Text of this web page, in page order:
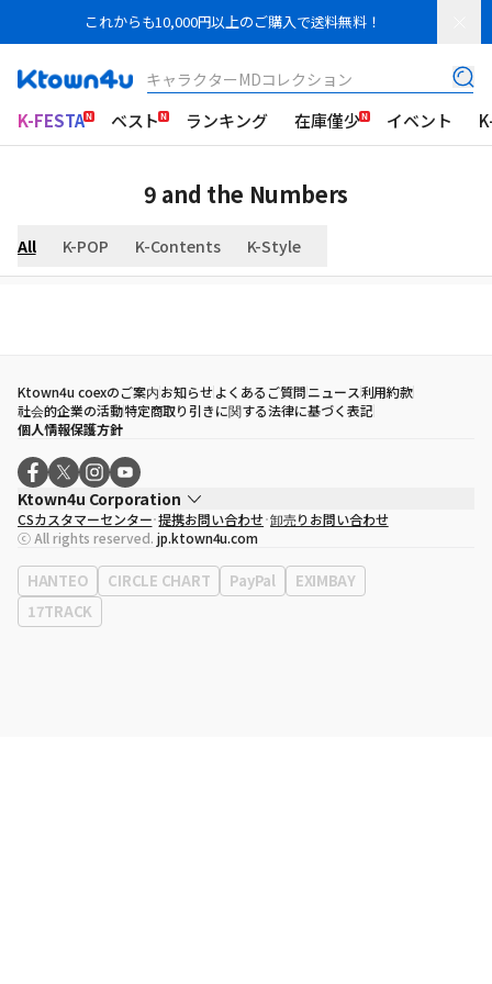
これからも10,000円以上のご購入で送料無料！
キャラクターMDコレクション
K-FESTA ベスト ランキング 在庫僅少 イベント
9 and the Numbers
All K-POP K-Contents K-Style
Ktown4u coexのご案内お知らせよくあるご質問ニュース利用約款
社会的企業の活動特定商取り引きに関する法律に基づく表記
個人情報保護方針
Ktown4u Corporation
代表取締役
ソン・ヒョミン
事業者登録番号120-87-71116
eContext
0120-23-7523
事務所住所
ソウル特別市江南区永東大路513、3階(三成洞、coex)
CSカスタマーセンター 提携お問い合わせ 卸売りお問い合わせ
ⓒ All rights reserved. jp.ktown4u.com
HANTEO CIRCLE CHART PayPal
EXIMBAY
17TRACK